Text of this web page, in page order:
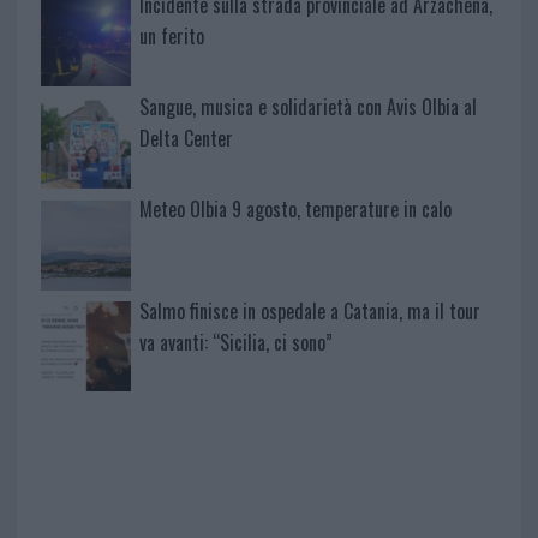
un ferito
Sangue, musica e solidarietà con Avis Olbia al
Delta Center
Meteo Olbia 9 agosto, temperature in calo
Salmo finisce in ospedale a Catania, ma il tour
va avanti: “Sicilia, ci sono”